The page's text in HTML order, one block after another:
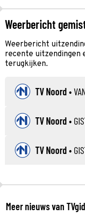
Weerbericht
Weerbericht
recente uitzendingen
terugkijken.
TV Noord •
TV Noord •
TV Noord •
Meer nieuws van